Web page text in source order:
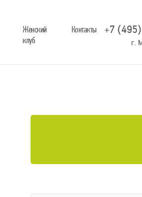
Женский
клуб
Контакты +7 (495)
г.